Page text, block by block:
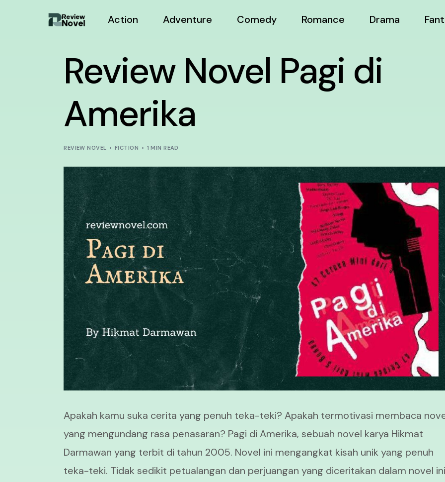
Action Adventure Comedy Romance Drama
Review Novel Pagi di
Amerika
REVIEW NOVEL FICTION 1 MIN READ
Apakah kamu suka cerita yang penuh teka-teki? Apakah termotivasi membaca
yang mengundang rasa penasaran? Pagi di Amerika, sebuah novel karya Hikmat
Darmawan yang terbit di tahun 2005. Novel ini mengangkat kisah unik yang penuh
teka-teki. Tidak sedikit petualangan dan perjuangan yang diceritakan dalam novel